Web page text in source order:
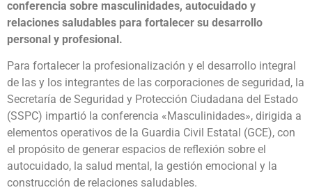
conferencia sobre masculinidades, autocuidado y
relaciones saludables para fortalecer su desarrollo
personal y profesional.
Para fortalecer la profesionalización y el desarrollo integral
de las y los integrantes de las corporaciones de seguridad, la
Secretaría de Seguridad y Protección Ciudadana del Estado
(SSPC) impartió la conferencia «Masculinidades», dirigida a
elementos operativos de la Guardia Civil Estatal (GCE), con
el propósito de generar espacios de reflexión sobre el
autocuidado, la salud mental, la gestión emocional y la
construcción de relaciones saludables.